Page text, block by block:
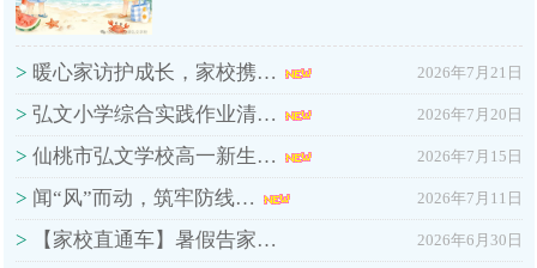
> 暖心家访护成长，家校携… 2026年7月21日
> 弘文小学综合实践作业清… 2026年7月20日
> 仙桃市弘文学校高一新生… 2026年7月15日
> 闻“风”而动，筑牢防线… 2026年7月11日
> 【家校直通车】暑假告家… 2026年6月30日